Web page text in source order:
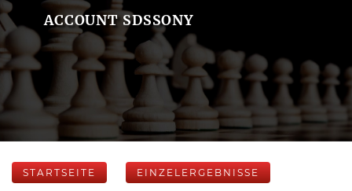
ACCOUNT SDSSONY
STARTSEITE EINZELERGEBNISSE